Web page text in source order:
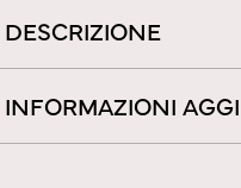
DESCRIZIONE
INFORMAZIONI